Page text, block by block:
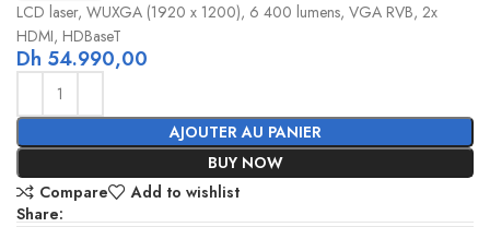
LCD laser, WUXGA (1920 x 1200), 6 400 lumens, VGA RVB, 2x
HDMI, HDBaseT
Dh 54.990,00
AJOUTER AU PANIER
BUY NOW
Compare
Add to wishlist
Share: